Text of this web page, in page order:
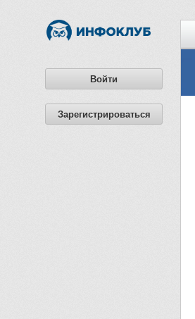
Войти
Зарегистрироваться